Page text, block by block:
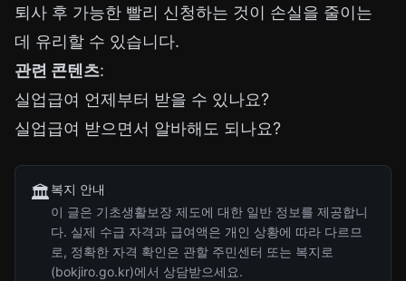
퇴사 후 가능한 빨리 신청하는 것이 손실을 줄이는
데 유리할 수 있습니다.
관련 콘텐츠:
실업급여 언제부터 받을 수 있나요?
실업급여 받으면서 알바해도 되나요?
🏛️복지 안내
이 글은 기초생활보장 제도에 대한 일반 정보를 제공합니
다. 실제 수급 자격과 급여액은 개인 상황에 따라 다르므
로, 정확한 자격 확인은 관할 주민센터 또는 복지로
(bokjiro.go.kr)에서 상담받으세요.